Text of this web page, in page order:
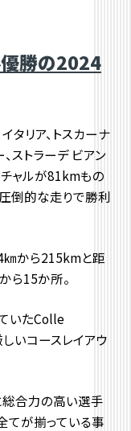
優勝の2024
リア、トスカーナ
ストラーデ ビアン
チャルが81kmもの
倒的な走りで勝利
㎞から215kmと距
ら15か所。
いたColle
いコースレイアウ
総合力の高い選手
てが揃っている事